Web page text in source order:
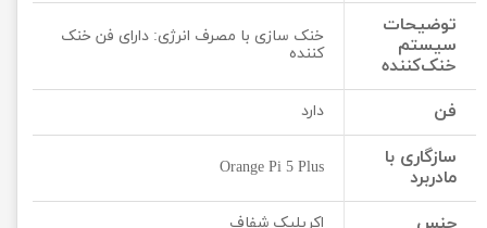
توضیحات
سیستم
خنک‌کننده
خنک سازی با مصرف انرژی: دارای فن خنک
کننده
فن دارد
سازگاری با
مادربرد
Orange Pi 5 Plus
اکریلیک شفاف